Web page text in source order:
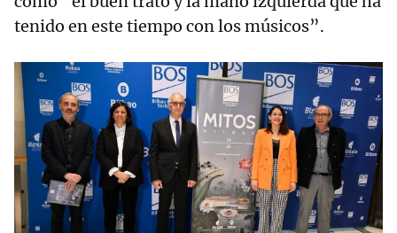
tenido en este tiempo con los músicos”.